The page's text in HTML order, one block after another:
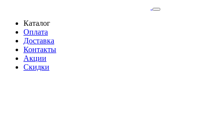
Каталог
Оплата
Доставка
Контакты
Акции
Скидки